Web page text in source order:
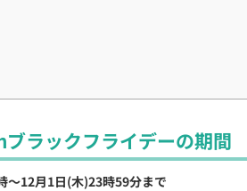
ラックフライデーの期間
～12月1日(木)23時59分まで